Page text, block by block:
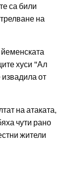
са били
на
хуси "Ал
от
на атаката,
чути рано
жители